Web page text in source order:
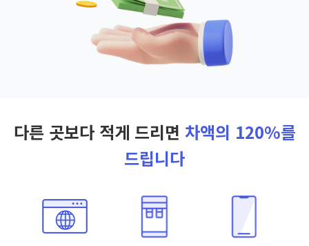
다른 곳보다 적게 드리면 차액의 120%를
드립니다